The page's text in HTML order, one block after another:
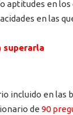
en los
en las
superarla
incluido en las
de 90